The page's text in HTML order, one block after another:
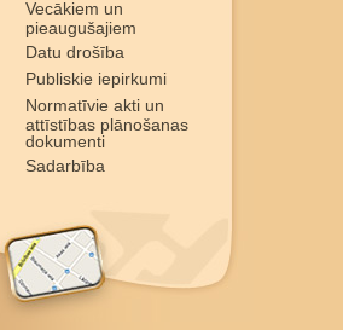
Vecākiem un
pieaugušajiem
Datu drošība
Publiskie iepirkumi
Normatīvie akti un
attīstības plānošanas
dokumenti
Sadarbība